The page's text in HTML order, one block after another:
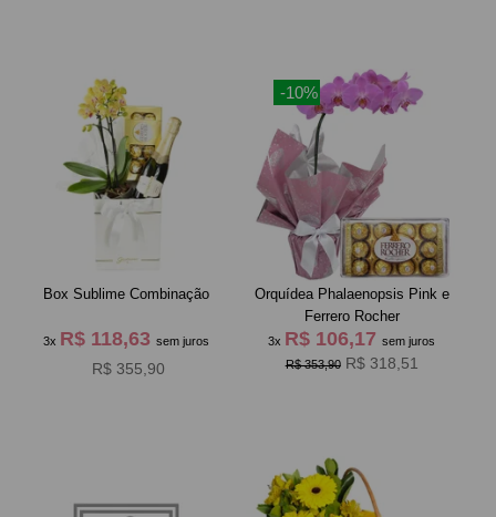
Box Sublime Combinação
3x R$ 118,63sem juros
R$ 355,90
-10%
Orquídea Phalaenopsis Pink e
Ferrero Rocher
3x R$ 106,17sem juros
R$ 353,90 R$ 318,51